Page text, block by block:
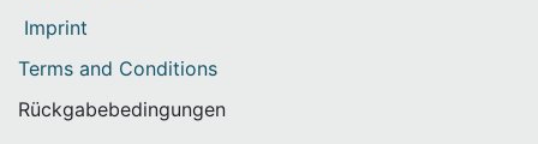
Imprint
Terms and Conditions
Rückgabebedingungen